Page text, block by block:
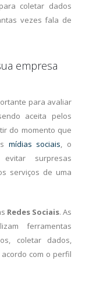
coletar dados
vezes fala de
empresa
para avaliar
aceita pelos
do momento que
mídias sociais, o
surpresas
serviços de uma
Redes Sociais. As
ferramentas
coletar dados,
com o perfil